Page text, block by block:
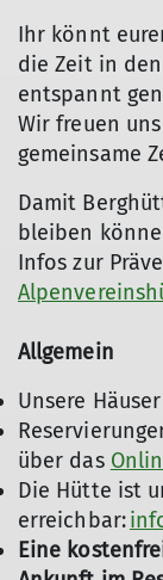
Ihr könnt
die Zeit in
entspannt
Wir freuen
gemeinsame
Damit
bleiben
Infos zur
Allgemein
Unsere
über das
Die Hütte ist
erreichbar:
Eine